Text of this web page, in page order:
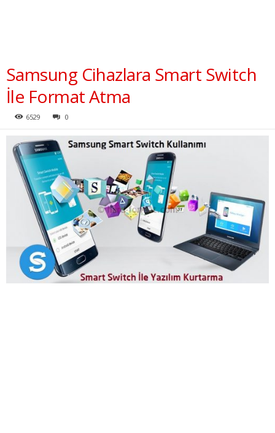
Samsung Cihazlara Smart Switch
İle Format Atma
6529 0